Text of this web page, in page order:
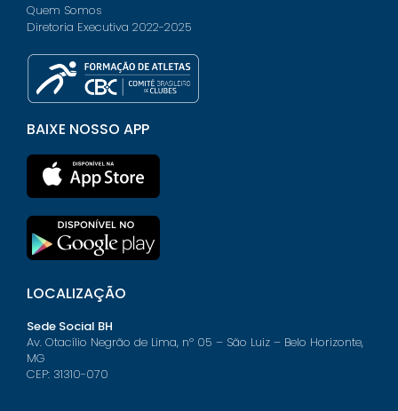
Quem Somos
Diretoria Executiva 2022-2025
BAIXE NOSSO APP
LOCALIZAÇÃO
Sede Social BH
Av. Otacílio Negrão de Lima, nº 05 – São Luiz – Belo Horizonte,
MG
CEP: 31310-070